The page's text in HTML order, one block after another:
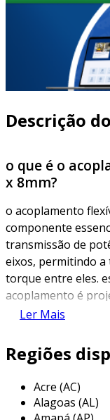
Descrição
o que é o
x 8mm?
o acoplamento
componente
transmissão de
eixos, permitindo a
torque entre eles.
acoplamento é
com diâmetros de
combinação de
crucial em diversas
os acoplamentos
utilizados para
Ler Mais
Regiões
Acre (AC)
Alagoas (AL)